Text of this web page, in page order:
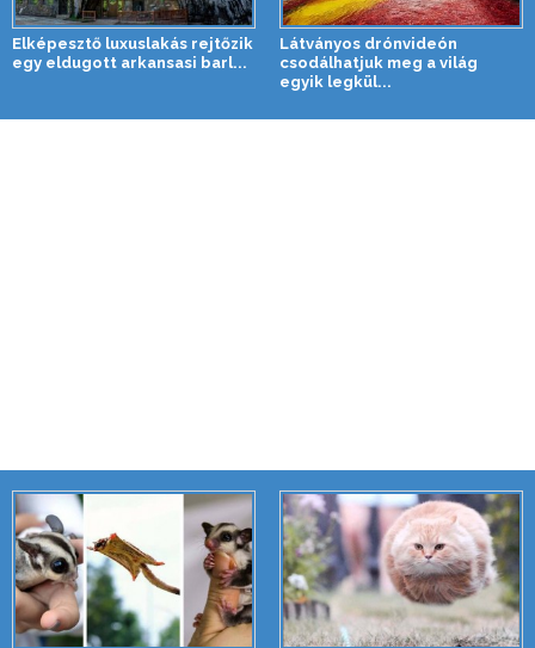
Elképesztő luxuslakás rejtőzik
egy eldugott arkansasi barl...
Látványos drónvideón
csodálhatjuk meg a világ
egyik legkül...